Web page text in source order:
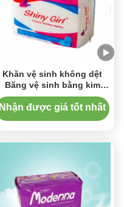
Khăn vệ sinh không dệt
Băng vệ sinh bằng kim
cương dập nổi kim cương
Nhận được giá tốt nhất